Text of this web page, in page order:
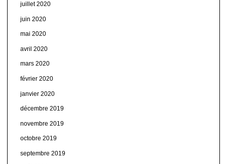
juillet 2020
juin 2020
mai 2020
avril 2020
mars 2020
février 2020
janvier 2020
décembre 2019
novembre 2019
octobre 2019
septembre 2019